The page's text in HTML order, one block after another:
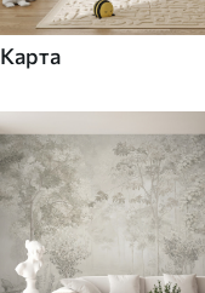
Карта